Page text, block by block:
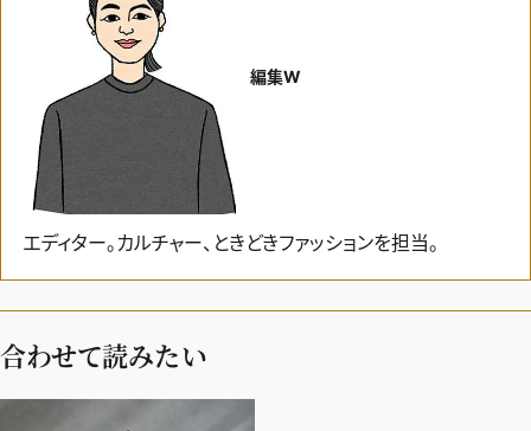
編集W
エディター。カルチャー、ときどきファッションを担当。
合わせて読みたい